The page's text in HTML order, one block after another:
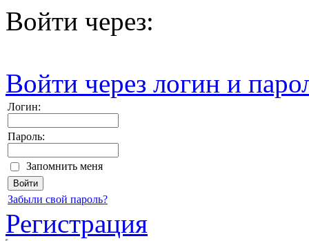
Войти через:
Войти через логин и
Логин:
Пароль:
Запомнить меня
Забыли свой пароль?
Регистрация